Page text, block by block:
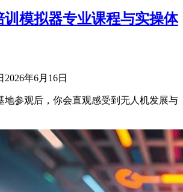
训模拟器专业课程与实操体
2026年6月16日
地参观后，你会直观感受到无人机发展与